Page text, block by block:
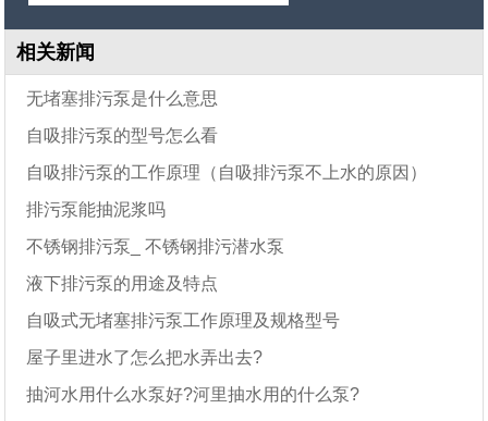
相关新闻
无堵塞排污泵是什么意思
自吸排污泵的型号怎么看
自吸排污泵的工作原理（自吸排污泵不上水的原因）
排污泵能抽泥浆吗
不锈钢排污泵_ 不锈钢排污潜水泵
液下排污泵的用途及特点
自吸式无堵塞排污泵工作原理及规格型号
屋子里进水了怎么把水弄出去?
抽河水用什么水泵好?河里抽水用的什么泵?